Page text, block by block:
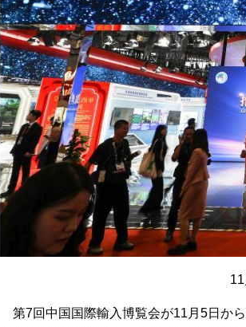
第7回中国国際輸入博覧会が11月5日か